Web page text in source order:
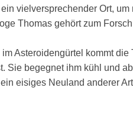
vielversprechender Ort,
Thomas gehört zum
Asteroidengürtel kommt die
Sie begegnet ihm kühl und
eisiges Neuland anderer